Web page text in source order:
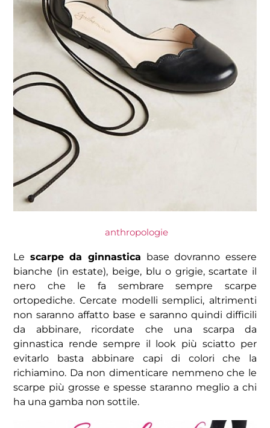
anthropologie
Le scarpe da ginnastica base dovranno essere
bianche (in estate), beige, blu o grigie, scartate il
nero che le fa sembrare sempre scarpe
ortopediche. Cercate modelli semplici, altrimenti
non saranno affatto base e saranno quindi difficili
da abbinare, ricordate che una scarpa da
ginnastica rende sempre il look più sciatto per
evitarlo basta abbinare capi di colori che la
richiamino. Da non dimenticare nemmeno che le
scarpe più grosse e spesse staranno meglio a chi
ha una gamba non sottile.